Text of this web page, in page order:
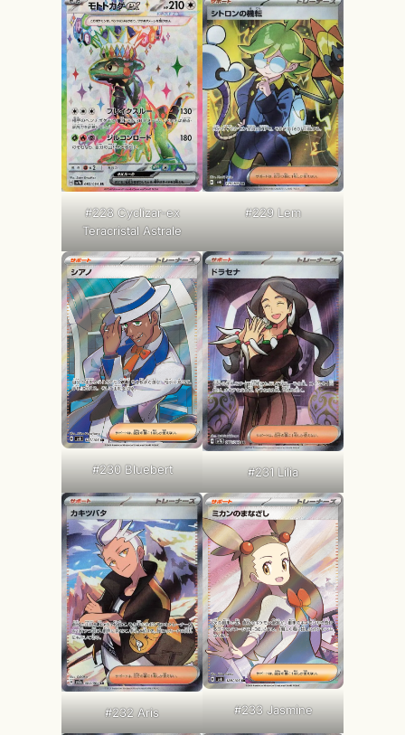
#228 Cyclizar-ex
Teracristal Astrale
#229 Lem
#230 Bluebert #231 Lilia
#232 Aris #233 Jasmine